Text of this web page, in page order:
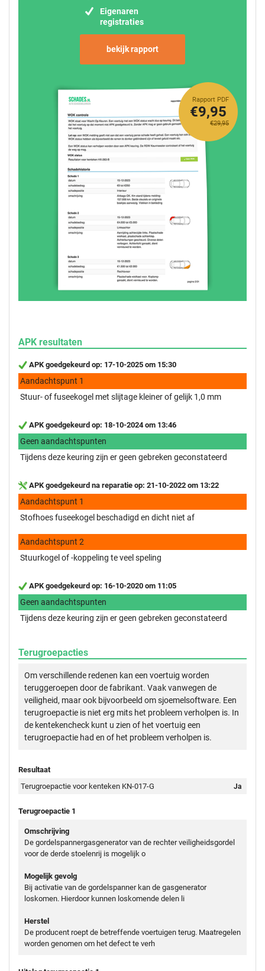
Eigenaren
registraties
bekijk rapport
Rapport PDF
€29,95
€9,95
APK resultaten
APK goedgekeurd op: 17-10-2025 om 15:30
Aandachtspunt 1
Stuur- of fuseekogel met slijtage kleiner of gelijk 1,0 mm
APK goedgekeurd op: 18-10-2024 om 13:46
Geen aandachtspunten
Tijdens deze keuring zijn er geen gebreken geconstateerd
APK goedgekeurd na reparatie op: 21-10-2022 om 13:22
Aandachtspunt 1
Stofhoes fuseekogel beschadigd en dicht niet af
Aandachtspunt 2
Stuurkogel of -koppeling te veel speling
APK goedgekeurd op: 16-10-2020 om 11:05
Geen aandachtspunten
Tijdens deze keuring zijn er geen gebreken geconstateerd
Terugroepacties
Om verschillende redenen kan een voertuig worden
teruggeroepen door de fabrikant. Vaak vanwegen de
veiligheid, maar ook bijvoorbeeld om sjoemelsoftware. Een
terugroepactie is niet erg mits het probleem verholpen is. In
de kentekencheck kunt u zien of het voertuig een
terugroepactie had en of het probleem verholpen is.
Resultaat
Terugroepactie voor kenteken KN-017-G
Ja
Terugroepactie 1
Omschrijving
De gordelspannergasgenerator van de rechter veiligheidsgordel
voor de derde stoelenrij is mogelijk o
Mogelijk gevolg
Bij activatie van de gordelspanner kan de gasgenerator
loskomen. Hierdoor kunnen loskomende delen li
Herstel
De producent roept de betreffende voertuigen terug. Maatregelen
worden genomen om het defect te verh